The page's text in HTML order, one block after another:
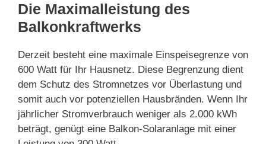
Die Maximalleistung des
Balkonkraftwerks
Derzeit besteht eine maximale Einspeisegrenze von
600 Watt für Ihr Hausnetz. Diese Begrenzung dient
dem Schutz des Stromnetzes vor Überlastung und
somit auch vor potenziellen Hausbränden. Wenn Ihr
jährlicher Stromverbrauch weniger als 2.000 kWh
beträgt, genügt eine Balkon-Solaranlage mit einer